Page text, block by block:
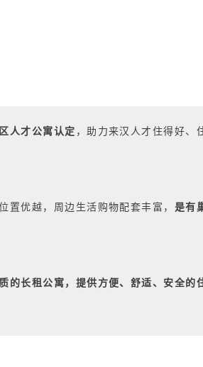
人才公寓认定 ，助力来汉人才住得好、
置优越，周边生活购物配套丰富， 是有
的长租公寓 ，提供 方便、舒适、安全的